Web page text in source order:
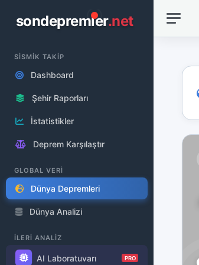
sondepremler.net
SİSMİK TAKİP
Dashboard
Şehir Raporları
İstatistikler
Deprem Karşılaştır
GLOBAL VERİ
Dünya Depremleri
Dünya Analizi
İLERİ ANALİZ
AI Laboratuvarı PRO